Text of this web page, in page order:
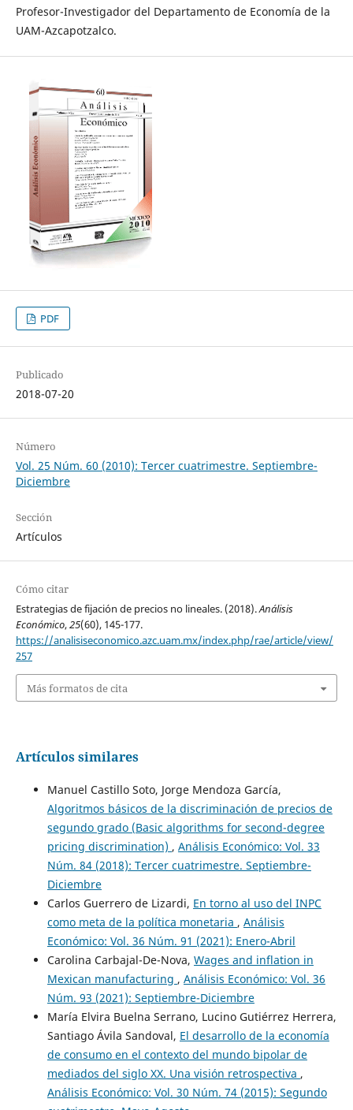
Profesor-Investigador del Departamento de Economía de la
UAM-Azcapotzalco.
PDF
Publicado
2018-07-20
Número
Vol. 25 Núm. 60 (2010): Tercer cuatrimestre. Septiembre-
Diciembre
Sección
Artículos
Cómo citar
Estrategias de fijación de precios no lineales. (2018).Análisis
Económico,25(60), 145-177.
https://analisiseconomico.azc.uam.mx/index.php/rae/article/view/
257
Más formatos de cita
Artículos similares
Manuel Castillo Soto, Jorge Mendoza García,
Algoritmos básicos de la discriminación de precios de
segundo grado (Basic algorithms for second-degree
pricing discrimination) , Análisis Económico: Vol. 33
Núm. 84 (2018): Tercer cuatrimestre. Septiembre-
Diciembre
Carlos Guerrero de Lizardi, En torno al uso del INPC
como meta de la política monetaria , Análisis
Económico: Vol. 36 Núm. 91 (2021): Enero-Abril
Carolina Carbajal-De-Nova, Wages and inflation in
Mexican manufacturing , Análisis Económico: Vol. 36
Núm. 93 (2021): Septiembre-Diciembre
María Elvira Buelna Serrano, Lucino Gutiérrez Herrera,
Santiago Ávila Sandoval, El desarrollo de la economía
de consumo en el contexto del mundo bipolar de
mediados del siglo XX. Una visión retrospectiva ,
Análisis Económico: Vol. 30 Núm. 74 (2015): Segundo